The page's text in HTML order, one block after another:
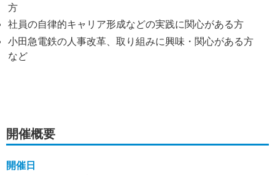
方
社員の自律的キャリア形成などの実践に関心がある方
小田急電鉄の人事改革、取り組みに興味・関心がある方
など
開催概要
開催日